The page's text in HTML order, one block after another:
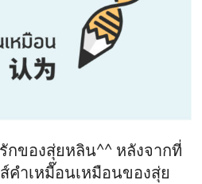
กของสุ่ยหลิน^^ หลังจากที่
ำเหมื๊อนเหมือนของสุ่ย